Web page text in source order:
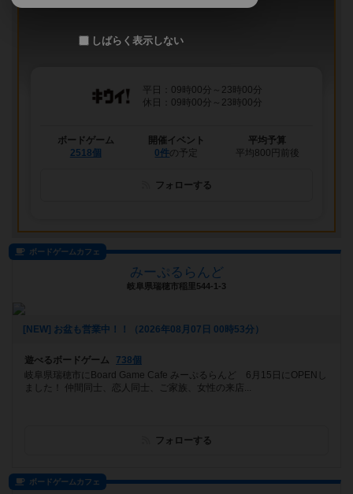
平日：09時00分～23時00分
休日：09時00分～23時00分
ボードゲーム
2518個
開催イベント
0件の予定
平均予算
平均800円前後
フォローする
ボードゲームカフェ
みーぷるらんど
岐阜県瑞穂市稲里544-1-3
[NEW] お盆も営業中！！（2026年08月07日 00時53分）
遊べるボードゲーム
738個
岐阜県瑞穂市にBoard Game Cafe みーぷるらんど 6月15日にOPENし
ました！ 仲間同士、恋人同士、ご家族、女性の来店...
フォローする
ボードゲームカフェ
しばらく表示しない